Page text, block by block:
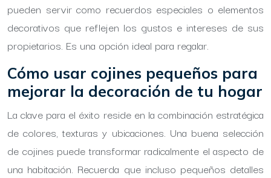
pueden servir como recuerdos especiales o elementos
decorativos que reflejen los gustos e intereses de sus
propietarios. Es una opción ideal para regalar.
Cómo usar cojines pequeños para
mejorar la decoración de tu hogar
La clave para el éxito reside en la combinación estratégica
de colores, texturas y ubicaciones. Una buena selección
de cojines puede transformar radicalmente el aspecto de
una habitación. Recuerda que incluso pequeños detalles